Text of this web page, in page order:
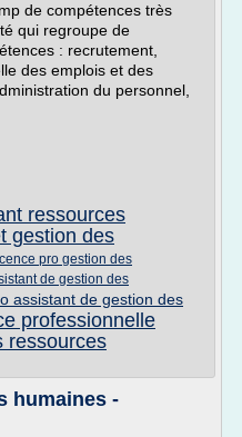
de compétences très
qui regroupe de
: recrutement,
des emplois et des
du personnel,
ressources
gestion des
pro gestion des
de gestion des
assistant de gestion des
professionnelle
ressources
humaines -